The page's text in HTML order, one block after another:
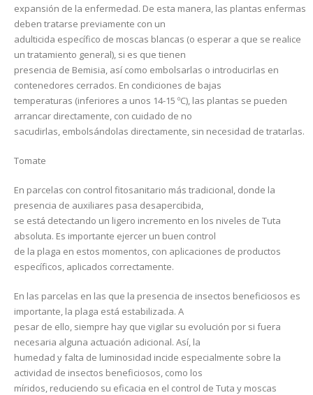
expansión de la enfermedad. De esta manera, las plantas enfermas
deben tratarse previamente con un
adulticida específico de moscas blancas (o esperar a que se realice
un tratamiento general), si es que tienen
presencia de Bemisia, así como embolsarlas o introducirlas en
contenedores cerrados. En condiciones de bajas
temperaturas (inferiores a unos 14-15 ºC), las plantas se pueden
arrancar directamente, con cuidado de no
sacudirlas, embolsándolas directamente, sin necesidad de tratarlas.
Tomate
En parcelas con control fitosanitario más tradicional, donde la
presencia de auxiliares pasa desapercibida,
se está detectando un ligero incremento en los niveles de Tuta
absoluta. Es importante ejercer un buen control
de la plaga en estos momentos, con aplicaciones de productos
específicos, aplicados correctamente.
En las parcelas en las que la presencia de insectos beneficiosos es
importante, la plaga está estabilizada. A
pesar de ello, siempre hay que vigilar su evolución por si fuera
necesaria alguna actuación adicional. Así, la
humedad y falta de luminosidad incide especialmente sobre la
actividad de insectos beneficiosos, como los
míridos, reduciendo su eficacia en el control de Tuta y moscas